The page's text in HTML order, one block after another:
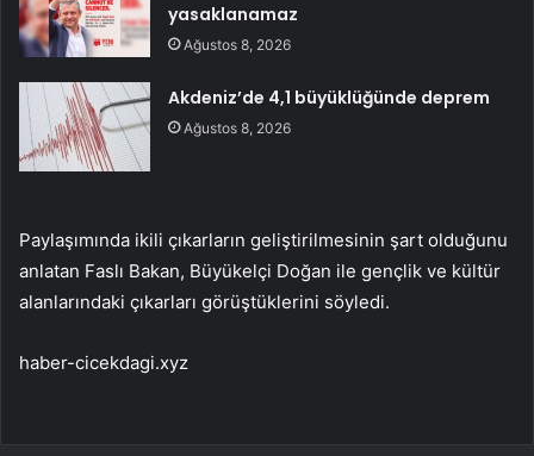
yasaklanamaz
Ağustos 8, 2026
Akdeniz’de 4,1 büyüklüğünde deprem
Ağustos 8, 2026
Paylaşımında ikili çıkarların geliştirilmesinin şart olduğunu
anlatan Faslı Bakan, Büyükelçi Doğan ile gençlik ve kültür
alanlarındaki çıkarları görüştüklerini söyledi.
haber-cicekdagi.xyz